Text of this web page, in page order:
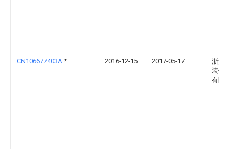
CN106677403A * 2016-12-15 2017-05-17
浙江
装饰
有限